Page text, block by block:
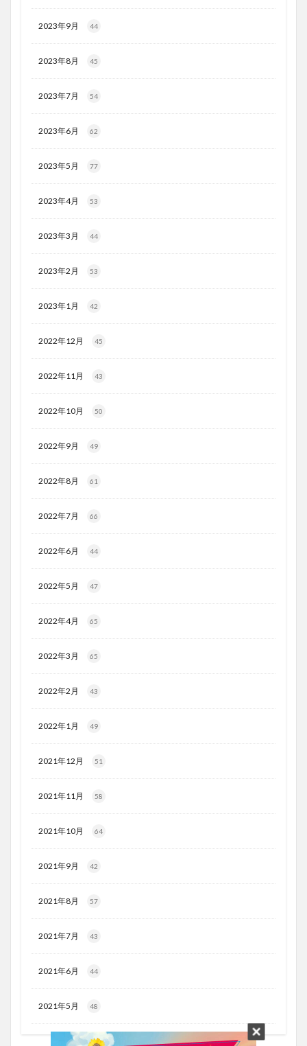
2023年9月 44
2023年8月 45
2023年7月 54
2023年6月 62
2023年5月 77
2023年4月 53
2023年3月 44
2023年2月 53
2023年1月 42
2022年12月 45
2022年11月 43
2022年10月 50
2022年9月 49
2022年8月 61
2022年7月 66
2022年6月 44
2022年5月 47
2022年4月 65
2022年3月 65
2022年2月 43
2022年1月 49
2021年12月 51
2021年11月 58
2021年10月 64
2021年9月 42
2021年8月 57
2021年7月 43
2021年6月 44
2021年5月 48